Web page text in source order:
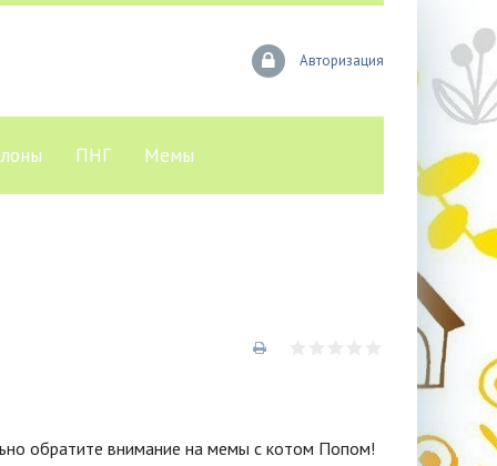
Авторизация
ПНГ Мемы
обратите внимание на мемы с котом Попом!